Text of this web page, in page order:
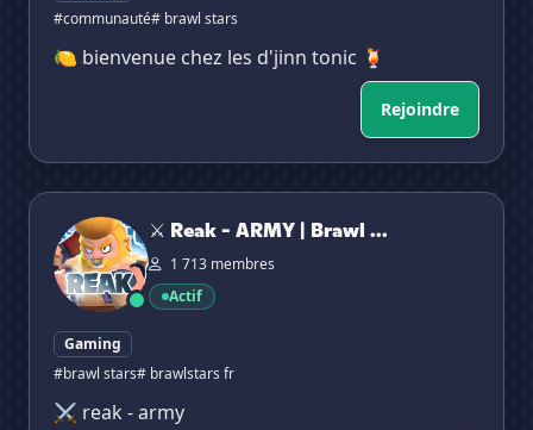
#communauté# brawl stars
🍋 bienvenue chez les d'jinn tonic 🍹
Rejoindre
⚔ Reak - ARMY | Brawl Stars
⚔ Reak - ARMY | Brawl ...
1 713 membres
Actif
Gaming
#brawl stars# brawlstars fr
⚔ reak - army